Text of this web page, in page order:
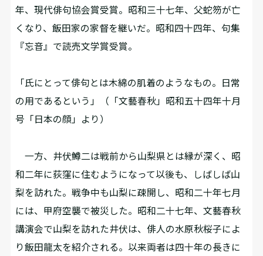
年、現代俳句協会賞受賞。昭和三十七年、父蛇笏が亡
くなり、飯田家の家督を継いだ。昭和四十四年、句集
『忘音』で読売文学賞受賞。
「氏にとって俳句とは木綿の肌着のようなもの。日常
の用であるという」（「文藝春秋」昭和五十四年十月
号「日本の顔」より）
一方、井伏鱒二は戦前から山梨県とは縁が深く、昭
和二年に荻窪に住むようになって以後も、しばしば山
梨を訪れた。戦争中も山梨に疎開し、昭和二十年七月
には、甲府空襲で被災した。昭和二十七年、文藝春秋
講演会で山梨を訪れた井伏は、俳人の水原秋桜子によ
り飯田龍太を紹介される。以来両者は四十年の長きに